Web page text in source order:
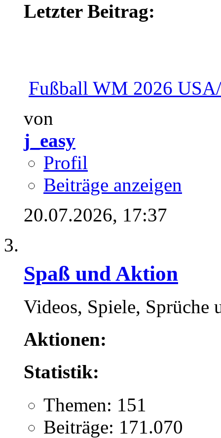
Letzter Beitrag:
Fußball WM 2026
von
j_easy
Profil
Beiträge anzeigen
20.07.2026, 17:37
Spaß und Aktion
Videos, Spiele, Sprüche
Aktionen:
Statistik:
Themen: 151
Beiträge: 171.070